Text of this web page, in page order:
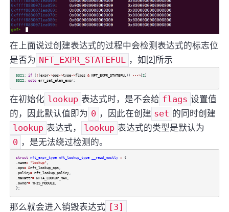
在上面说过创建表达式的过程中会检测表达式的标志位
是否为 NFT_EXPR_STATEFUL ，如[2]所示
5321: if( ! (expr->ops->type->flags & NFT_EXPR_STATEFUL)) --->[2]
5322: goto err_set_elem_expr;
在初始化 lookup 表达式时，是不会给 flags 设置值
的，因此默认值即为 0 ，因此在创建 set 的同时创建
lookup 表达式， lookup 表达式的类型是默认为
0 ，是无法绕过检测的。
struct nft_expr_type nft_lookup_type __read_mostly ={
.name= "lookup" ,
.ops= &nft_lookup_ops,
.policy= nft_lookup_policy,
.maxattr= NFTA_LOOKUP_MAX,
.owner= THIS_MODULE,
};
那么就会进入销毁表达式 [3]